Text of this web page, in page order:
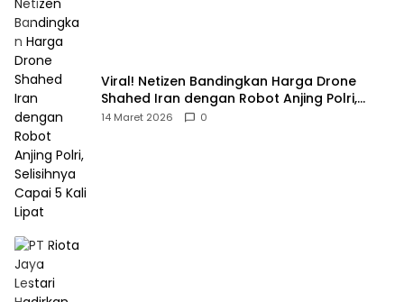
Viral! Netizen Bandingkan Harga Drone
Shahed Iran dengan Robot Anjing Polri,
Selisihnya Capai 5 Kali Lipat
14 Maret 2026 0